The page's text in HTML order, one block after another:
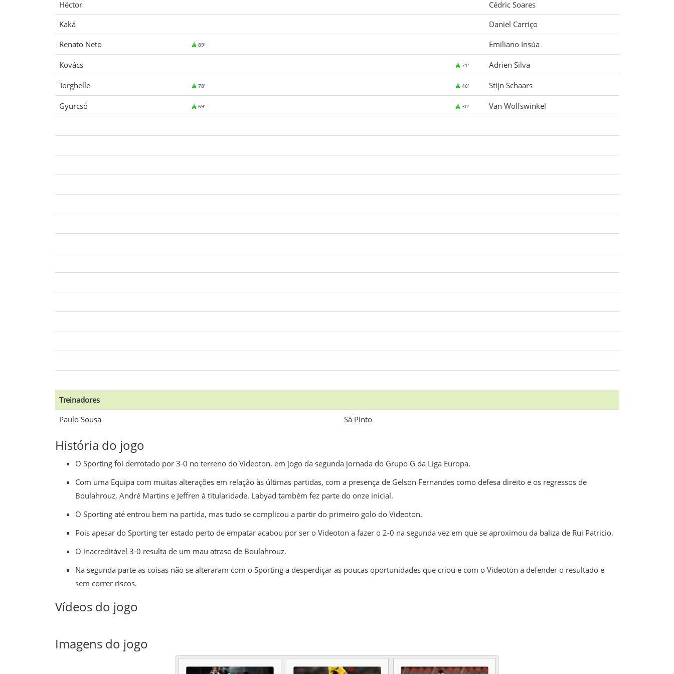
Héctor
Cédric Soares
Kaká
Daniel Carriço
Renato Neto
89' Emiliano Insúa
Kovács 71' Adrien Silva
Torghelle 78' 46' Stijn Schaars
Gyurcsó 69' 30' Van Wolfswinkel
Treinadores
Paulo Sousa
Sá Pinto
História do jogo
O Sporting foi derrotado por 3-0 no terreno do Videoton, em jogo da segunda jornada do Grupo G da Liga Europa.
Com uma Equipa com muitas alterações em relação às últimas partidas, com a presença de Gelson Fernandes como defesa direito e os regressos de
Boulahrouz, André Martins e Jeffren à titularidade. Labyad também fez parte do onze inicial.
O Sportingaté entrou bem na partida, mas tudo se complicou a partir do primeiro golo do Videoton.
Pois apesar do Sportingter estado perto de empatar acabou por ser o Videoton a fazer o 2-0 na segunda vez em que se aproximou da baliza de Rui Patricio.
O inacreditável 3-0 resulta de um mau atraso de Boulahrouz.
Na segunda parte as coisas não se alteraram com o Sportinga desperdiçar as poucas oportunidades que criou e com o Videoton a defender o resultado e
sem correr riscos.
Vídeos do jogo
Imagens do jogo